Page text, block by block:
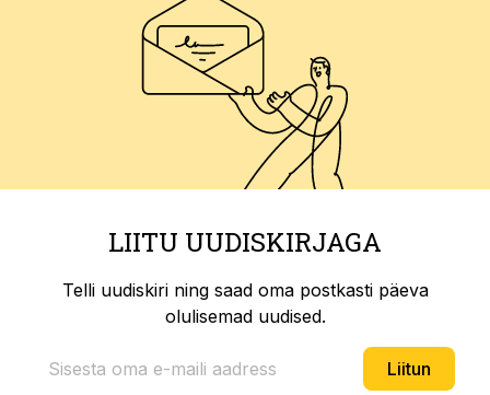
LIITU UUDISKIRJAGA
Telli uudiskiri ning saad oma postkasti päeva
olulisemad uudised.
Liitun